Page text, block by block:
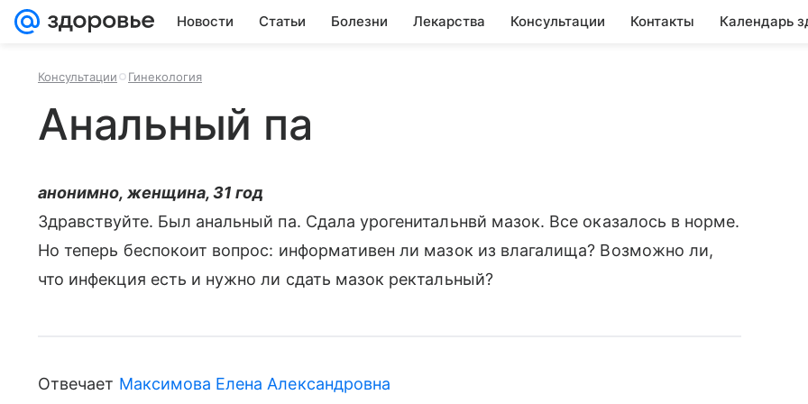
Новости Статьи Болезни Лекарства Консультации Контакты Календарь
Консультации Гинекология
Анальный па
анонимно, женщина, 31 год
Здравствуйте. Был анальный па. Сдала урогенитальнвй мазок. Все оказалось в норме.
Но теперь беспокоит вопрос: информативен ли мазок из влагалища? Возможно ли,
что инфекция есть и нужно ли сдать мазок ректальный?
Отвечает Максимова Елена Александровна